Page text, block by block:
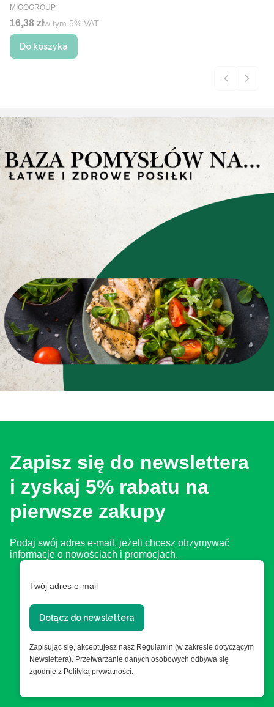
PRODUCENT
MIGOGROUP
Cena brutto
16,38 złw tym %s VAT
w tym 5% VAT
Do koszyka
Zapisz się do newslettera
i zyskaj 5% rabatu na
pierwsze zakupy
Podaj swój adres e-mail, jeżeli chcesz otrzymywać
informacje o nowościach i promocjach.
Twój adres e-mail
Dołącz do newslettera
Zapisując się, akceptujesz nasz Regulamin (w zakresie dotyczącym
Newslettera). Przetwarzanie danych osobowych odbywa się
zgodnie z Polityką prywatności.